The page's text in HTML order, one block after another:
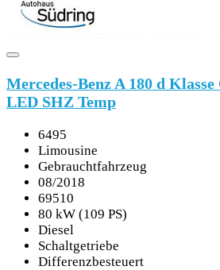
Mercedes-Benz A 180 d
LED SHZ Temp
6495
Limousine
Gebrauchtfahrzeug
08/2018
69510
80 kW (109 PS)
Diesel
Schaltgetriebe
Differenzbesteuert